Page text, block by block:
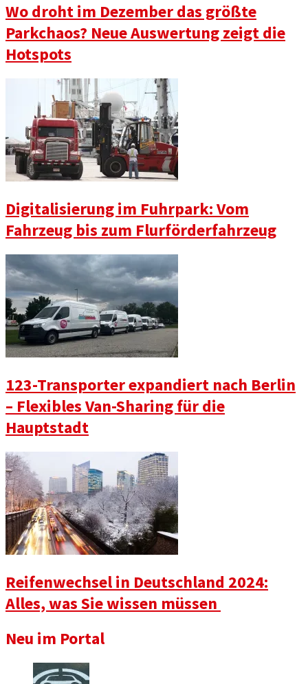
Wo droht im Dezember das größte
Parkchaos? Neue Auswertung zeigt die
Hotspots
Digitalisierung im Fuhrpark: Vom
Fahrzeug bis zum Flurförderfahrzeug
123-Transporter expandiert nach Berlin
– Flexibles Van-Sharing für die
Hauptstadt
Reifenwechsel in Deutschland 2024:
Alles, was Sie wissen müssen
Neu im Portal